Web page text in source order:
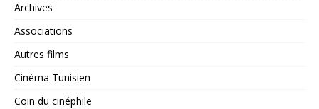
Archives
Associations
Autres films
Cinéma Tunisien
Coin du cinéphile